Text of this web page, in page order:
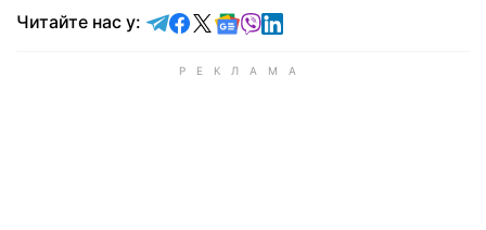
Читайте нас у: Читайте у Telegram
Читайте у Facebook
Читайте у X
Читайте у Google news
Читайте у Viber
Читайте у LinkedIn